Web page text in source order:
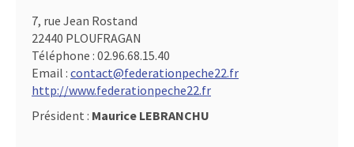
7, rue Jean Rostand
22440 PLOUFRAGAN
Téléphone : 02.96.68.15.40
Email : contact@federationpeche22.fr
http://www.federationpeche22.fr
Président : Maurice LEBRANCHU